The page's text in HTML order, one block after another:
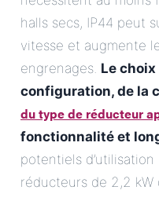
halls secs, IP44 peut
vitesse et augmente
engrenages. Le
configuration, de la
du type de réducteur
fonctionnalité et
potentiels
réducteurs de 2,2 kW